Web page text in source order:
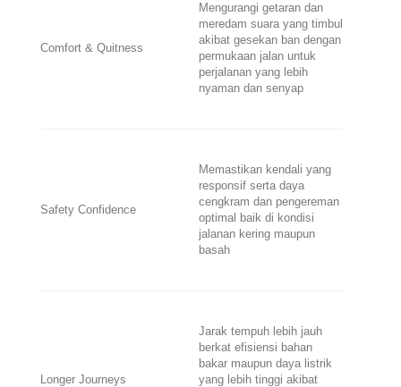
Comfort & Quitness
Mengurangi getaran dan
meredam suara yang timbul
akibat gesekan ban dengan
permukaan jalan untuk
perjalanan yang lebih
nyaman dan senyap
Safety Confidence
Memastikan kendali yang
responsif serta daya
cengkram dan pengereman
optimal baik di kondisi
jalanan kering maupun
basah
Longer Journeys
Jarak tempuh lebih jauh
berkat efisiensi bahan
bakar maupun daya listrik
yang lebih tinggi akibat